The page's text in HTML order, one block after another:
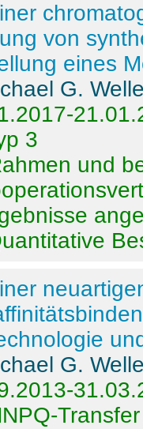
von
eines
G.
3
und
G.
Transfer